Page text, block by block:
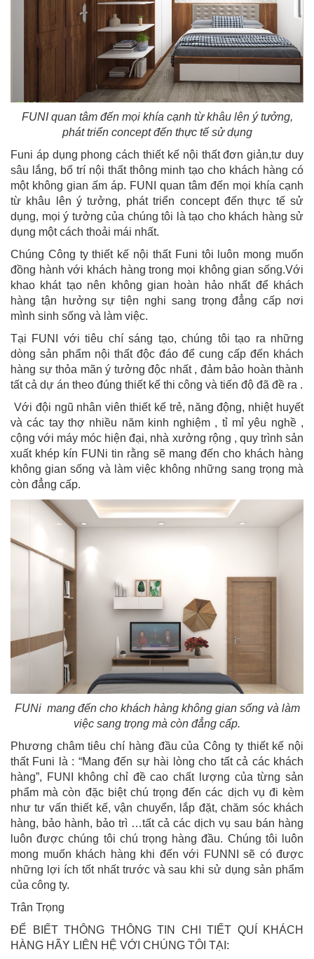
FUNI quan tâm đến mọi khía cạnh từ khâu lên ý tưởng,
phát triển concept đến thực tế sử dụng
Funi áp dụng phong cách thiết kế nội thất đơn giản,tư duy
sâu lắng, bố trí nội thất thông minh tạo cho khách hàng có
một không gian ấm áp. FUNI quan tâm đến mọi khía cạnh
từ khâu lên ý tưởng, phát triển concept đến thực tế sử
dụng, mọi ý tưởng của chúng tôi là tạo cho khách hàng sử
dụng một cách thoải mái nhất.
Chúng Công ty thiết kế nội thất Funi tôi luôn mong muốn
đồng hành với khách hàng trong mọi không gian sống.Với
khao khát tạo nên không gian hoàn hảo nhất để khách
hàng tận hưởng sự tiện nghi sang trọng đẳng cấp nơi
mình sinh sống và làm việc.
Tại FUNI với tiêu chí sáng tạo, chúng tôi tạo ra những
dòng sản phẩm nội thất độc đáo để cung cấp đến khách
hàng sự thỏa mãn ý tưởng độc nhất , đảm bảo hoàn thành
tất cả dự án theo đúng thiết kế thi công và tiến độ đã đề ra .
Với đội ngũ nhân viên thiết kế trẻ, năng động, nhiệt huyết
và các tay thợ nhiều năm kinh nghiệm , tỉ mỉ yêu nghề ,
cộng với máy móc hiện đại, nhà xưởng rộng , quy trình sản
xuất khép kín FUNi tin rằng sẽ mang đến cho khách hàng
không gian sống và làm việc không những sang trọng mà
còn đẳng cấp.
FUNi mang đến cho khách hàng không gian sống và làm
việc sang trọng mà còn đẳng cấp.
Phương châm tiêu chí hàng đầu của Công ty thiết kế nội
thất Funi là : “Mang đến sự hài lòng cho tất cả các khách
hàng”, FUNI không chỉ đề cao chất lượng của từng sản
phẩm mà còn đặc biệt chú trọng đến các dịch vụ đi kèm
như tư vấn thiết kế, vận chuyển, lắp đặt, chăm sóc khách
hàng, bảo hành, bảo trì …tất cả các dịch vụ sau bán hàng
luôn được chúng tôi chú trọng hàng đầu. Chúng tôi luôn
mong muốn khách hàng khi đến với FUNNI sẽ có được
những lợi ích tốt nhất trước và sau khi sử dụng sản phẩm
của công ty.
Trân Trọng
ĐỂ BIẾT THÔNG THÔNG TIN CHI TIẾT QUÍ KHÁCH
HÀNG HÃY LIÊN HỆ VỚI CHÚNG TÔI TẠI: